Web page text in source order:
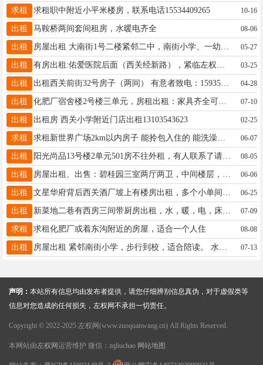
求租 求租职中附近小平米楼房，联系电话15534409265 10-16
出租 马鞍桥两间套间租房，水暖电齐全 08-06
出租 05-27
出租 03-25
出租 出租西关前街32号房子（两间） 有意者致电：15935670591 04-28
出租 07-10
出租 出租房 西关小学附近门店出租13103543623 02-25
求租 求租新世界广场2km以内房子 能拎包入住的 能洗澡，隔音好 有租房的联系我 06-07
出租 阳光尚品13号楼2单元501房不往外租，有人联系了请务必和我联系 08-05
出租 06-06
出租 06-25
出租 新菜地二巷有西房三间带厨房出租，水，暖，电，床 带简单家具齐全，可拎包入住，紧邻宏远幼儿园，宏远学校，示范学校、西关学校，有意者可电话联系，15835410348 07-09
求租 求租化肥厂或着东沟附近的房屋，适合一个人住 08-08
出租 07-13
声明： 本站所有信息均由发布者提供，请您仔细辨别信息真伪，对于虚假类等
信息对您造成的任何损失，左权网不承担一切责任。
Copyright © 2022-2025 左权网(www.zuoquanwang.cn) All Rights Reserved.
本网站由左权网 运营维护 微信：zqliuchao 网站地图